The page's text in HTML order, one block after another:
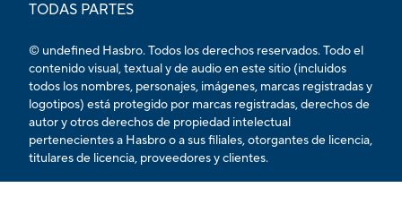
TODAS PARTES
© undefined Hasbro. Todos los derechos reservados. Todo el
contenido visual, textual y de audio en este sitio (incluidos
todos los nombres, personajes, imágenes, marcas registradas y
logotipos) está protegido por marcas registradas, derechos de
autor y otros derechos de propiedad intelectual
pertenecientes a Hasbro o a sus filiales, otorgantes de licencia,
titulares de licencia, proveedores y clientes.